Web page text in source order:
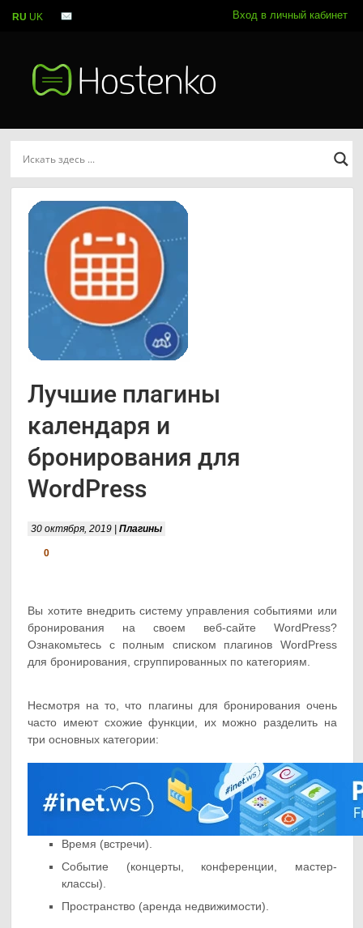
Вход в личный кабинет
Лучшие плагины
календаря и
бронирования для
WordPress
30 октября, 2019 |Плагины
0
Вы хотите внедрить систему управления событиями или
бронирования на своем веб-сайте WordPress?
Ознакомьтесь с полным списком плагинов WordPress
для бронирования, сгруппированных по категориям.
Несмотря на то, что плагины для бронирования очень
часто имеют схожие функции, их можно разделить на
три основных категории:
Время (встречи).
Событие (концерты, конференции, мастер-
классы).
Пространство (аренда недвижимости).
RU UK